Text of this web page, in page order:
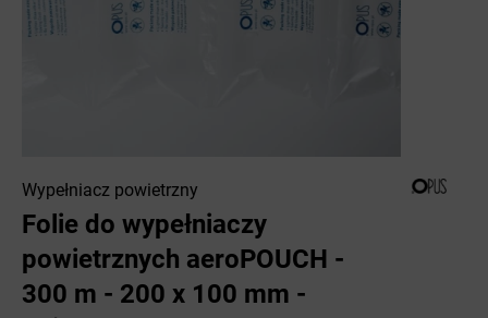
Wypełniacz powietrzny
Folie do wypełniaczy
powietrznych aeroPOUCH -
300 m - 200 x 100 mm -